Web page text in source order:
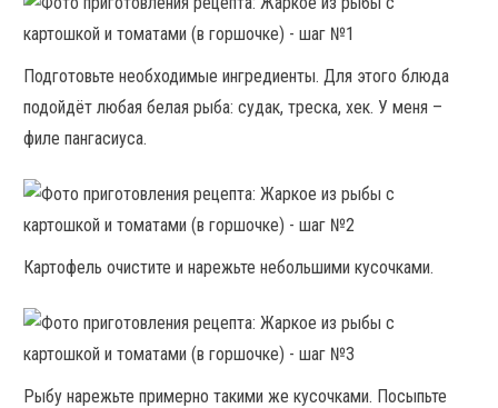
Подготовьте необходимые ингредиенты. Для этого блюда
подойдёт любая белая рыба: судак, треска, хек. У меня –
филе пангасиуса.
Картофель очистите и нарежьте небольшими кусочками.
Рыбу нарежьте примерно такими же кусочками. Посыпьте